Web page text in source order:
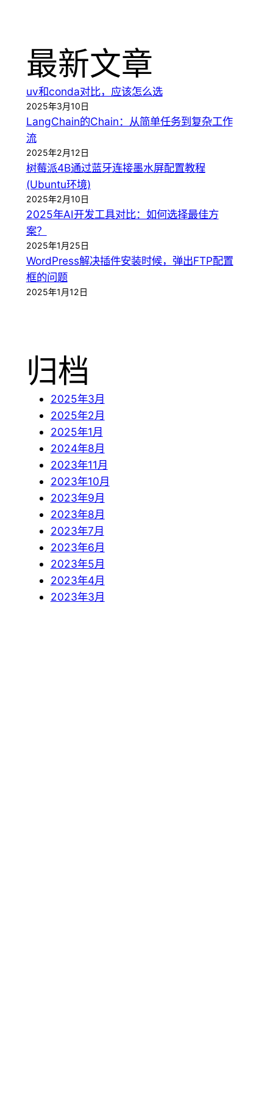
最新文章
uv和conda对比，应该怎么选
2025年3月10日
LangChain的Chain：从简单任务到复杂工作
流
2025年2月12日
树莓派4B通过蓝牙连接墨水屏配置教程
(Ubuntu环境)
2025年2月10日
2025年AI开发工具对比：如何选择最佳方
案？
2025年1月25日
WordPress解决插件安装时候，弹出FTP配置
框的问题
2025年1月12日
归档
2025年3月
2025年2月
2025年1月
2024年8月
2023年11月
2023年10月
2023年9月
2023年8月
2023年7月
2023年6月
2023年5月
2023年4月
2023年3月